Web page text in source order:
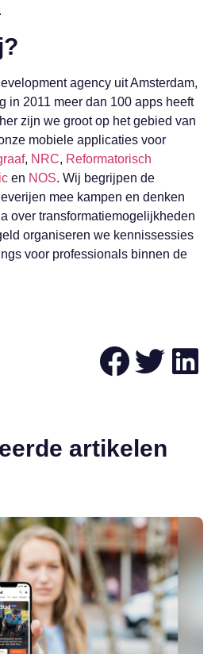
agency uit Amsterdam,
in 2011 meer dan 100 apps heeft
zijn we groot op het gebied van
mobiele applicaties voor
, NRC, Reformatorisch
en NOS. Wij begrijpen de
mee kampen en denken
over transformatiemogelijkheden
organiseren we kennissessies
voor professionals binnen de
artikelen